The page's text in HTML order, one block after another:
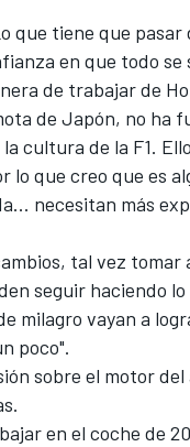
que tiene que
en que todo se
de trabajar de
de Japón, no ha
cultura de la F1.
lo que creo que es
necesitan más
tal vez tomar
seguir haciendo
milagro vayan a
poco".
sobre el motor
en el coche de